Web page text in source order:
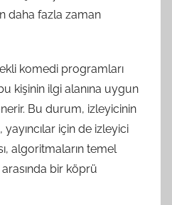
daha fazla zaman
komedi programları
kişinin ilgi alanına uygun
Bu durum, izleyicinin
için de izleyici
algoritmaların temel
bir köprü